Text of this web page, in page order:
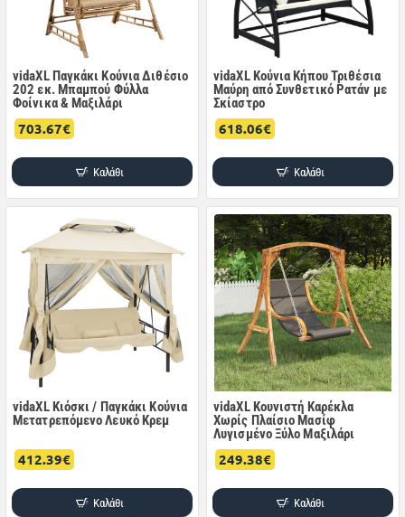
vidaXL Παγκάκι Κούνια Διθέσιο
202 εκ. Μπαμπού Φύλλα
Φοίνικα & Μαξιλάρι
703.67€
Καλάθι
vidaXL Κούνια Κήπου Τριθέσια
Μαύρη από Συνθετικό Ρατάν με
Σκίαστρο
618.06€
Καλάθι
vidaXL Κιόσκι / Παγκάκι Κούνια
Μετατρεπόμενο Λευκό Κρεμ
412.39€
Καλάθι
vidaXL Κουνιστή Καρέκλα
Χωρίς Πλαίσιο Μασίφ
Λυγισμένο Ξύλο Μαξιλάρι
249.38€
Καλάθι